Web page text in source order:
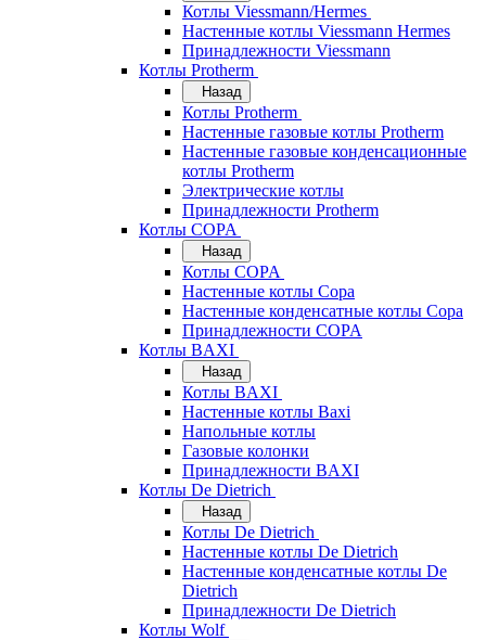
Котлы Viessmann/Hermes
Настенные котлы Viessmann Hermes
Принадлежности Viessmann
Котлы Protherm
Назад
Котлы Protherm
Настенные газовые котлы Protherm
Настенные газовые конденсационные
котлы Protherm
Электрические котлы
Принадлежности Protherm
Котлы COPA
Назад
Котлы COPA
Настенные котлы Copa
Настенные конденсатные котлы Copa
Принадлежности COPA
Котлы BAXI
Назад
Котлы BAXI
Настенные котлы Baxi
Напольные котлы
Газовые колонки
Принадлежности BAXI
Котлы De Dietrich
Назад
Котлы De Dietrich
Настенные котлы De Dietrich
Настенные конденсатные котлы De
Dietrich
Принадлежности De Dietrich
Котлы Wolf